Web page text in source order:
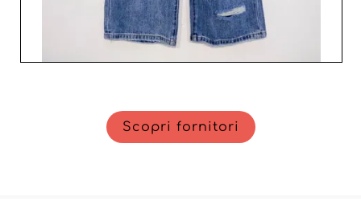
Scopri fornitori